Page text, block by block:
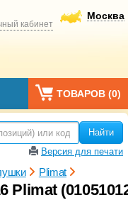
Москва
кабинет
ТОВАРОВ (0)
Найти
Версия для печати
Plimat
Plimat